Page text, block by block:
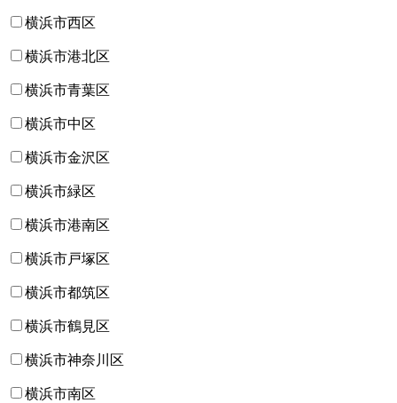
横浜市西区
横浜市港北区
横浜市青葉区
横浜市中区
横浜市金沢区
横浜市緑区
横浜市港南区
横浜市戸塚区
横浜市都筑区
横浜市鶴見区
横浜市神奈川区
横浜市南区